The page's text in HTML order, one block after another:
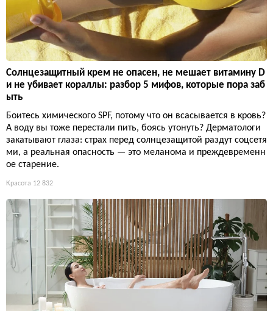
Солнцезащитный крем не опасен, не мешает витамину D
и не убивает кораллы: разбор 5 мифов, которые пора заб
ыть
Боитесь химического SPF, потому что он всасывается в кровь?
А воду вы тоже перестали пить, боясь утонуть? Дерматологи
закатывают глаза: страх перед солнцезащитой раздут соцсетя
ми, а реальная опасность — это меланома и преждевременн
ое старение.
Красота 12 832